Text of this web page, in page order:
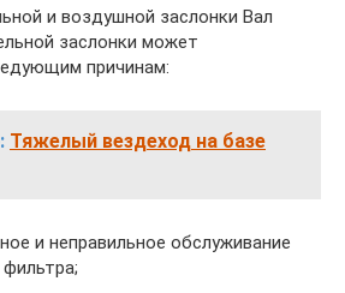
и воздушной заслонки Вал
заслонки может
причинам:
Тяжелый вездеход на базе
и неправильное обслуживание